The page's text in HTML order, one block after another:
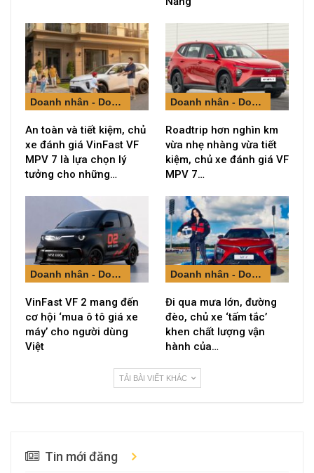
Doanh nhân - Doanh nghiệp
An toàn và tiết kiệm, chủ
xe đánh giá VinFast VF
MPV 7 là lựa chọn lý
tưởng cho những…
Doanh nhân - Doanh nghiệp
Roadtrip hơn nghìn km
vừa nhẹ nhàng vừa tiết
kiệm, chủ xe đánh giá VF
MPV 7…
Doanh nhân - Doanh nghiệp
VinFast VF 2 mang đến
cơ hội ‘mua ô tô giá xe
máy’ cho người dùng
Việt
Doanh nhân - Doanh nghiệp
Đi qua mưa lớn, đường
đèo, chủ xe ‘tấm tắc’
khen chất lượng vận
hành của…
TẢI BÀI VIẾT KHÁC
Tin mới đăng